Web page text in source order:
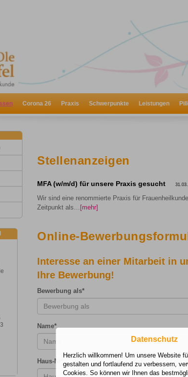
Corona 26 Praxis Schwerpunkte Leistungen
Stellenanzeigen
MFA (w/m/d) für unsere Praxis gesucht
Wir sind eine renommierte Praxis für
Zeitpunkt als…
[mehr]
Online-
Interesse an einer Mitarbeit in
Ihre Bewerbung!
Bewerbung als*
Name*
Haus-Nr
Datenschutz
Herzlich willkommen! Um unsere Website
gestalten und fortlaufend zu verbessern,
Cookies. So können wir Ihnen das